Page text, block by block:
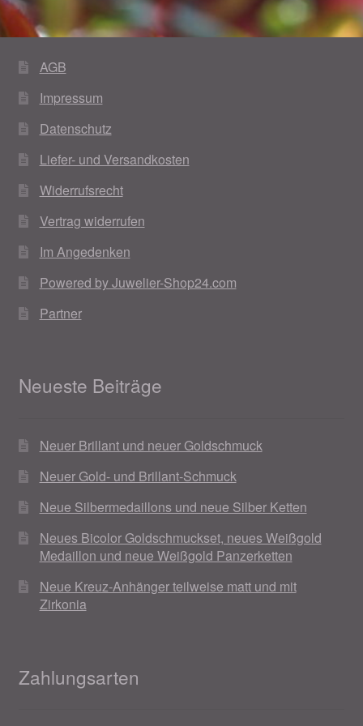
Im Gedenken an
Impressum
Karneval 2015 – Schmuck zu Fasching & Co.
Karneval 2020 – Schmuck zu Fasching & Co.
Kasse
Liefer- und Versandkosten
Magisches und Festliches zu Halloween
Magisches und Festliches zu Halloween 2021
Magisches und Festliches zu Halloween 2022
Mein Konto
Logout
AGB
Impressum
Datenschutz
Liefer- und Versandkosten
Widerrufsrecht
Vertrag widerrufen
Im Angedenken
Powered by Juwelier-Shop24.com
Partner
Neueste Beiträge
Neuer Brillant und neuer Goldschmuck
Neuer Gold- und Brillant-Schmuck
Neue Silbermedaillons und neue Silber Ketten
Neues Bicolor Goldschmuckset, neues Weißgold
Medaillon und neue Weißgold Panzerketten
Neue Kreuz-Anhänger teilweise matt und mit
Zirkonia
Zahlungsarten